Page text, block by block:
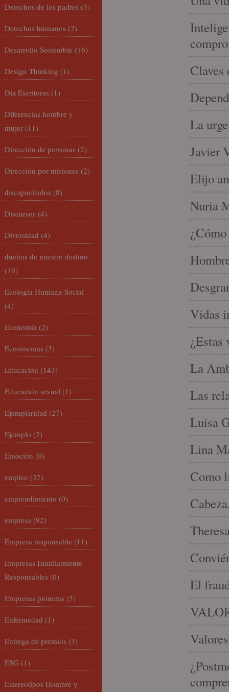
Claves
La
Javier
Elijo
Nuria
Vidas
¿Estas
La
Las
Luisa
Lina
Como
El
Derechos de los padres (3)
Derechos humanos (2)
Desarrollo Sostenible (16)
Design Thinking (1)
Día Escritoras (1)
Diferencias hombre y
mujer (11)
Dirección de personas (2)
Dirección por misiones (2)
discapacitados (8)
Discursos (4)
Diversidad (4)
dueños de nuestro destino
(19)
Ecología Humana-Social
(4)
Economía (2)
Ecosistemas (3)
Educación (143)
Educación sexual (1)
Ejemplaridad (27)
Ejemplo (2)
Emoción (0)
empleo (37)
emprendimiento (0)
empresa (92)
Empresa responsable (11)
Empresas Familiarmente
Responsables (0)
Empresas pioneras (5)
Enfermedad (1)
Entrega de premios (3)
ESG (1)
Estereotipos Hombre y